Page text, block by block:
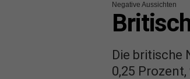
Negative Aussichten
Die britische
0,25